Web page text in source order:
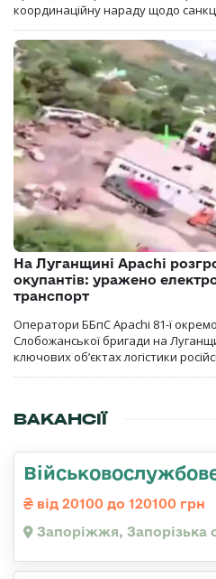
координаційну нараду щодо
На Луганщині Apachi
окупантів: уражено
транспорт
Оператори ББпС Apachi 81-ї
Слобожанської бригади на
ключових об’єктах логістики
ВАКАНСІЇ
від 20100 до 120100 грн
Запоріжжя, Запорізька